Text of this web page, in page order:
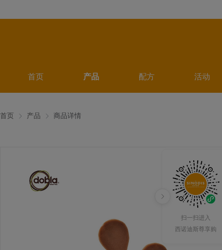
首页 产品 配方 活动
扫一扫进入
西诺迪斯尊享购
首页 产品 商品详情